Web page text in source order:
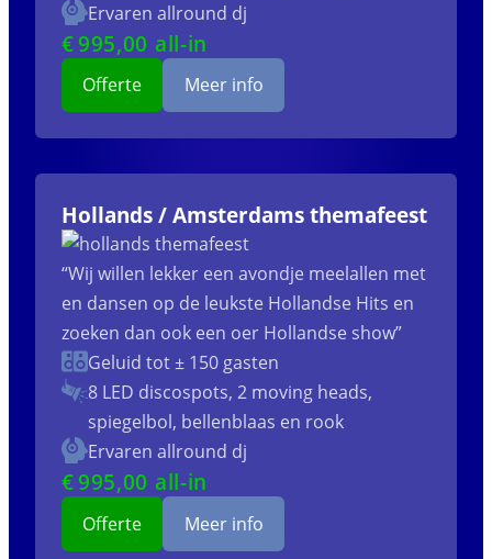
Ervaren allround dj
€995,00 all-in
Offerte Meer info
Hollands / Amsterdams themafeest
“Wij willen lekker een avondje meelallen met
en dansen op de leukste Hollandse Hits en
zoeken dan ook een oer Hollandse show”
Geluid tot ± 150 gasten
8 LED discospots, 2 moving heads,
spiegelbol, bellenblaas en rook
Ervaren allround dj
€995,00 all-in
Offerte Meer info